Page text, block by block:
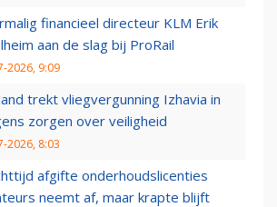
financieel directeur KLM Erik
aan de slag bij ProRail
2026, 9:09
trekt vliegvergunning Izhavia in
zorgen over veiligheid
2026, 8:03
afgifte onderhoudslicenties
neemt af, maar krapte blijft